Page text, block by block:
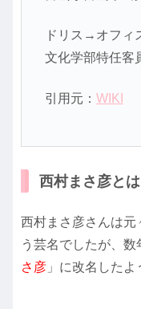
ドリス→オフィ
文化学部特任客
引用元： WIKI
西村まさ彦とは
西村まさ彦さんは元
う芸名でしたが、数
さ彦 」に改名したよ